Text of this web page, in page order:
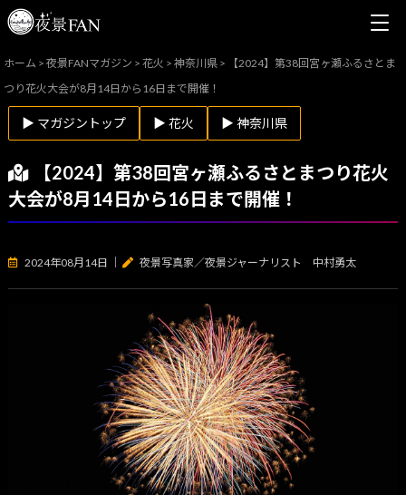
ホーム >夜景FANマガジン >花火 >神奈川県 >
【2024】第38回宮ヶ瀬ふるさとま
つり花火大会が8月14日から16日まで開催！
▶ マガジントップ ▶ 花火 ▶ 神奈川県
【2024】第38回宮ヶ瀬ふるさとまつり花火
大会が8月14日から16日まで開催！
2024年08月14日 夜景写真家／夜景ジャーナリスト 中村勇太